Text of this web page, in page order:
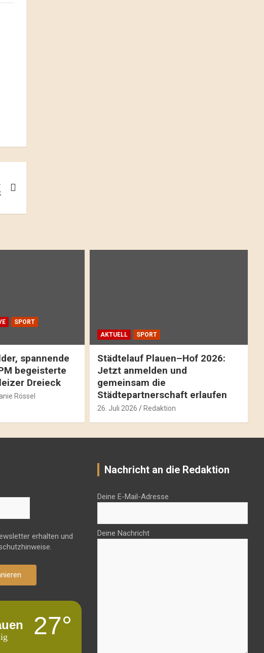
SPORT
spannende
begeisterte
Dreieck
Rössel
AKTUELL SPORT
Städtelauf Plauen–Hof 2026:
Jetzt anmelden und
gemeinsam die
Städtepartnerschaft erlaufen
26. Juli 2026 Redaktion
erhalten und
27°
Nachricht an die Redaktion
Deine E-Mail-Adresse
Deine Nachricht